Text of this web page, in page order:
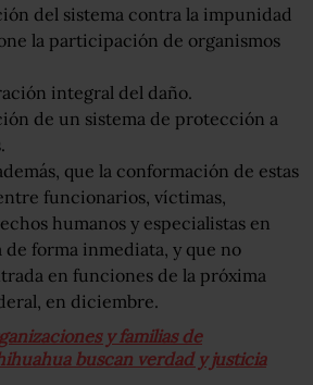
del sistema contra la impunidad
la participación de organismos
integral del daño.
de un sistema de protección a
que la conformación de estas
funcionarios, víctimas,
humanos y especialistas en
forma inmediata, y que no
en funciones de la próxima
en diciembre.
y familias de
buscan verdad y justicia